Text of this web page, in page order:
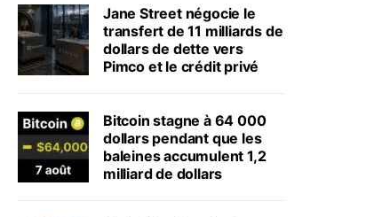
Jane Street négocie le
transfert de 11 milliards de
dollars de dette vers
Pimco et le crédit privé
Bitcoin stagne à 64 000
dollars pendant que les
baleines accumulent 1,2
milliard de dollars